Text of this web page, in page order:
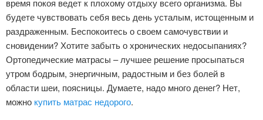
время покоя ведет к плохому отдыху всего организма. Вы
будете чувствовать себя весь день усталым, истощенным и
раздраженным. Беспокоитесь о своем самочувствии и
сновидении? Хотите забыть о хронических недосыпаниях?
Ортопедические матрасы – лучшее решение просыпаться
утром бодрым, энергичным, радостным и без болей в
области шеи, поясницы. Думаете, надо много денег? Нет,
можно купить матрас недорого.